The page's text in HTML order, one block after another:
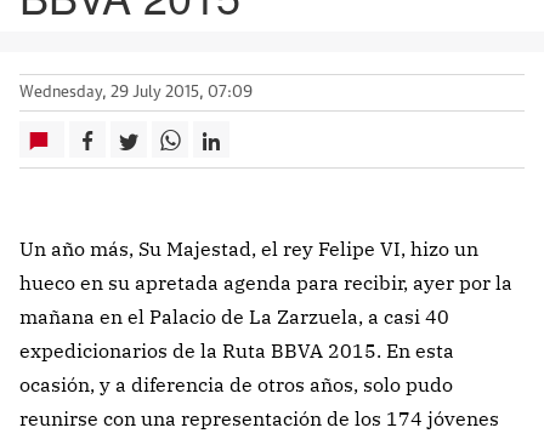
Wednesday, 29 July 2015, 07:09
Un año más, Su Majestad, el rey Felipe VI, hizo un
hueco en su apretada agenda para recibir, ayer por la
mañana en el Palacio de La Zarzuela, a casi 40
expedicionarios de la Ruta BBVA 2015. En esta
ocasión, y a diferencia de otros años, solo pudo
reunirse con una representación de los 174 jóvenes